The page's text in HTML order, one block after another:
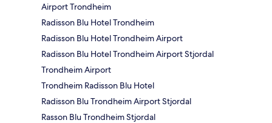
Airport Trondheim
Radisson Blu Hotel Trondheim
Radisson Blu Hotel Trondheim Airport
Radisson Blu Hotel Trondheim Airport Stjordal
Trondheim Airport
Trondheim Radisson Blu Hotel
Radisson Blu Trondheim Airport Stjordal
Rasson Blu Trondheim Stjordal